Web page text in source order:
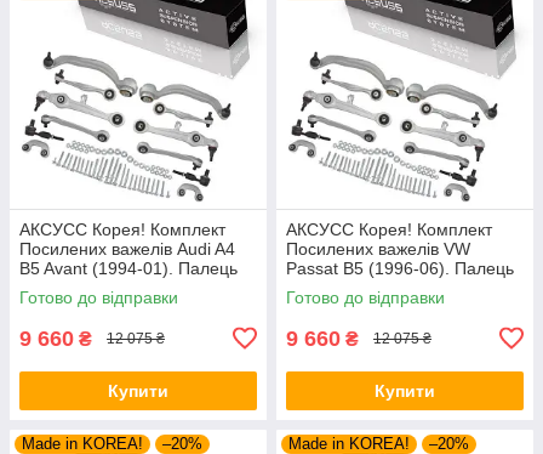
АКСУСС Корея! Комплект
Посилених важелів Audi A4
B5 Avant (1994-01). Палець
21 мм. 27421 01 ,
8D0498998B ,
Готово до відправки
9 660 ₴ 12 075 ₴
Купити
АКСУСС Корея! Комплект
Посилених важелів VW
Passat B5 (1996-06). Палець
21 мм. 27421 01 ,
8D0498998B ,
Готово до відправки
9 660 ₴ 12 075 ₴
Купити
Made in KOREA!
–20%
Made in KOREA!
–20%